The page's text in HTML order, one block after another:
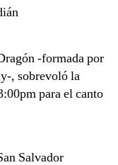
-formada por
, sobrevoló la
para el canto